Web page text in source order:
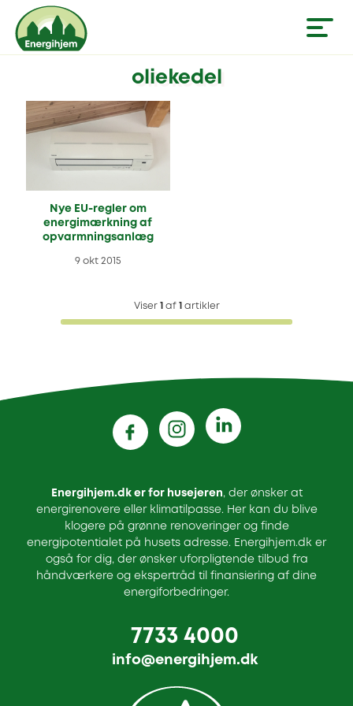
oliekedel
Nye EU-regler om
energimærkning af
opvarmningsanlæg
9 okt 2015
Viser af artikler
Energihjem.dk er for husejeren, der ønsker at
energirenovere eller klimatilpasse. Her kan du blive
klogere på grønne renoveringer og finde
energipotentialet på husets adresse. Energihjem.dk er
også for dig, der ønsker uforpligtende tilbud fra
håndværkere og ekspertråd til finansiering af dine
energiforbedringer.
7733 4000
info@energihjem.dk